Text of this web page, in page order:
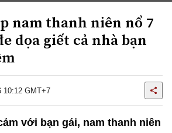
nam thanh niên nổ 7
dọa giết cả nhà bạn
10:12 GMT+7
với bạn gái, nam thanh niên